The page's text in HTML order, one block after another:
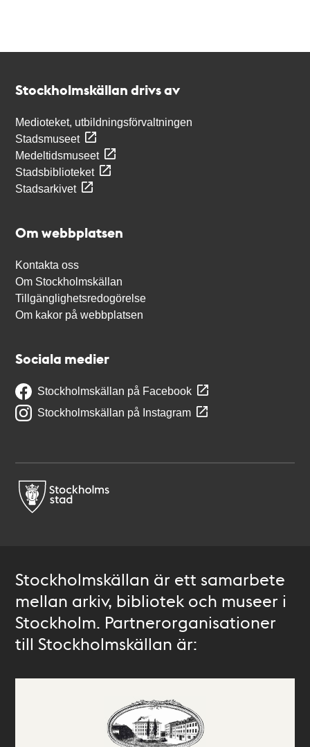
Stockholmskällan drivs av
Medioteket, utbildningsförvaltningen
Stadsmuseet
Medeltidsmuseet
Stadsbiblioteket
Stadsarkivet
Om webbplatsen
Kontakta oss
Om Stockholmskällan
Tillgänglighetsredogörelse
Om kakor på webbplatsen
Sociala medier
Stockholmskällan på Facebook
Stockholmskällan på Instagram
Stockholmskällan är ett samarbete
mellan arkiv, bibliotek och museer i
Stockholm. Partnerorganisationer
till Stockholmskällan är: